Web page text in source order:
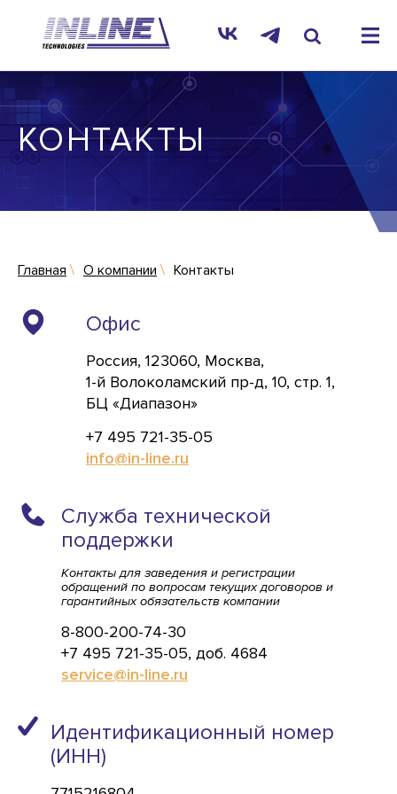
КОНТАКТЫ
Главная О компании Контакты
Офис
Россия, 123060, Москва,
1-й Волоколамский пр-д, 10, стр. 1,
БЦ «Диапазон»
+7 495 721-35-05
info@in-line.ru
Служба технической
поддержки
Контакты для заведения и регистрации
обращений по вопросам текущих договоров и
гарантийных обязательств компании
8-800-200-74-30
+7 495 721-35-05, доб. 4684
service@in-line.ru
Идентификационный номер
(ИНН)